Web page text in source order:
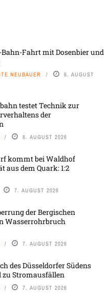
Fahrt mit Dosenbier und
NEUBAUER 8. AUGUST
testet Technik zur
der
8. AUGUST 2026
kommt bei Waldhof
aus dem Quark: 1:2
7. AUGUST 2026
der Bergischen
Wasserrohrbruch
7. AUGUST 2026
des Düsseldorfer Südens
Stromausfällen
7. AUGUST 2026